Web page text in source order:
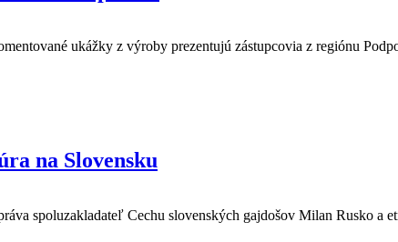
ukážky z výroby prezentujú zástupcovia z regiónu
na Slovensku
spoluzakladateľ Cechu slovenských gajdošov Milan Rusko a